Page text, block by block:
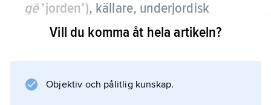
gē’jorden’), källare, underjordisk
konstruktion; som arkitekturhistorisk
oftast avsedd för en definierad grupp
(släkt, förening, samfund).
Vill du komma åt hela artikeln?
Objektiv och pålitlig kunskap.